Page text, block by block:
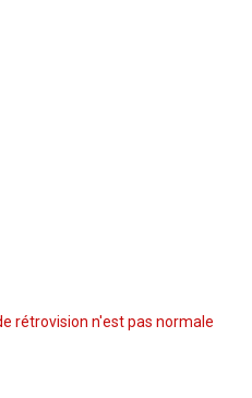
rétrovision n'est pas normale